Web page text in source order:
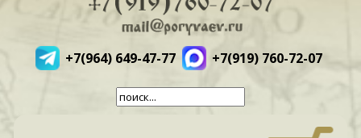
+7(964) 649-47-77 +7(919) 760-72-07